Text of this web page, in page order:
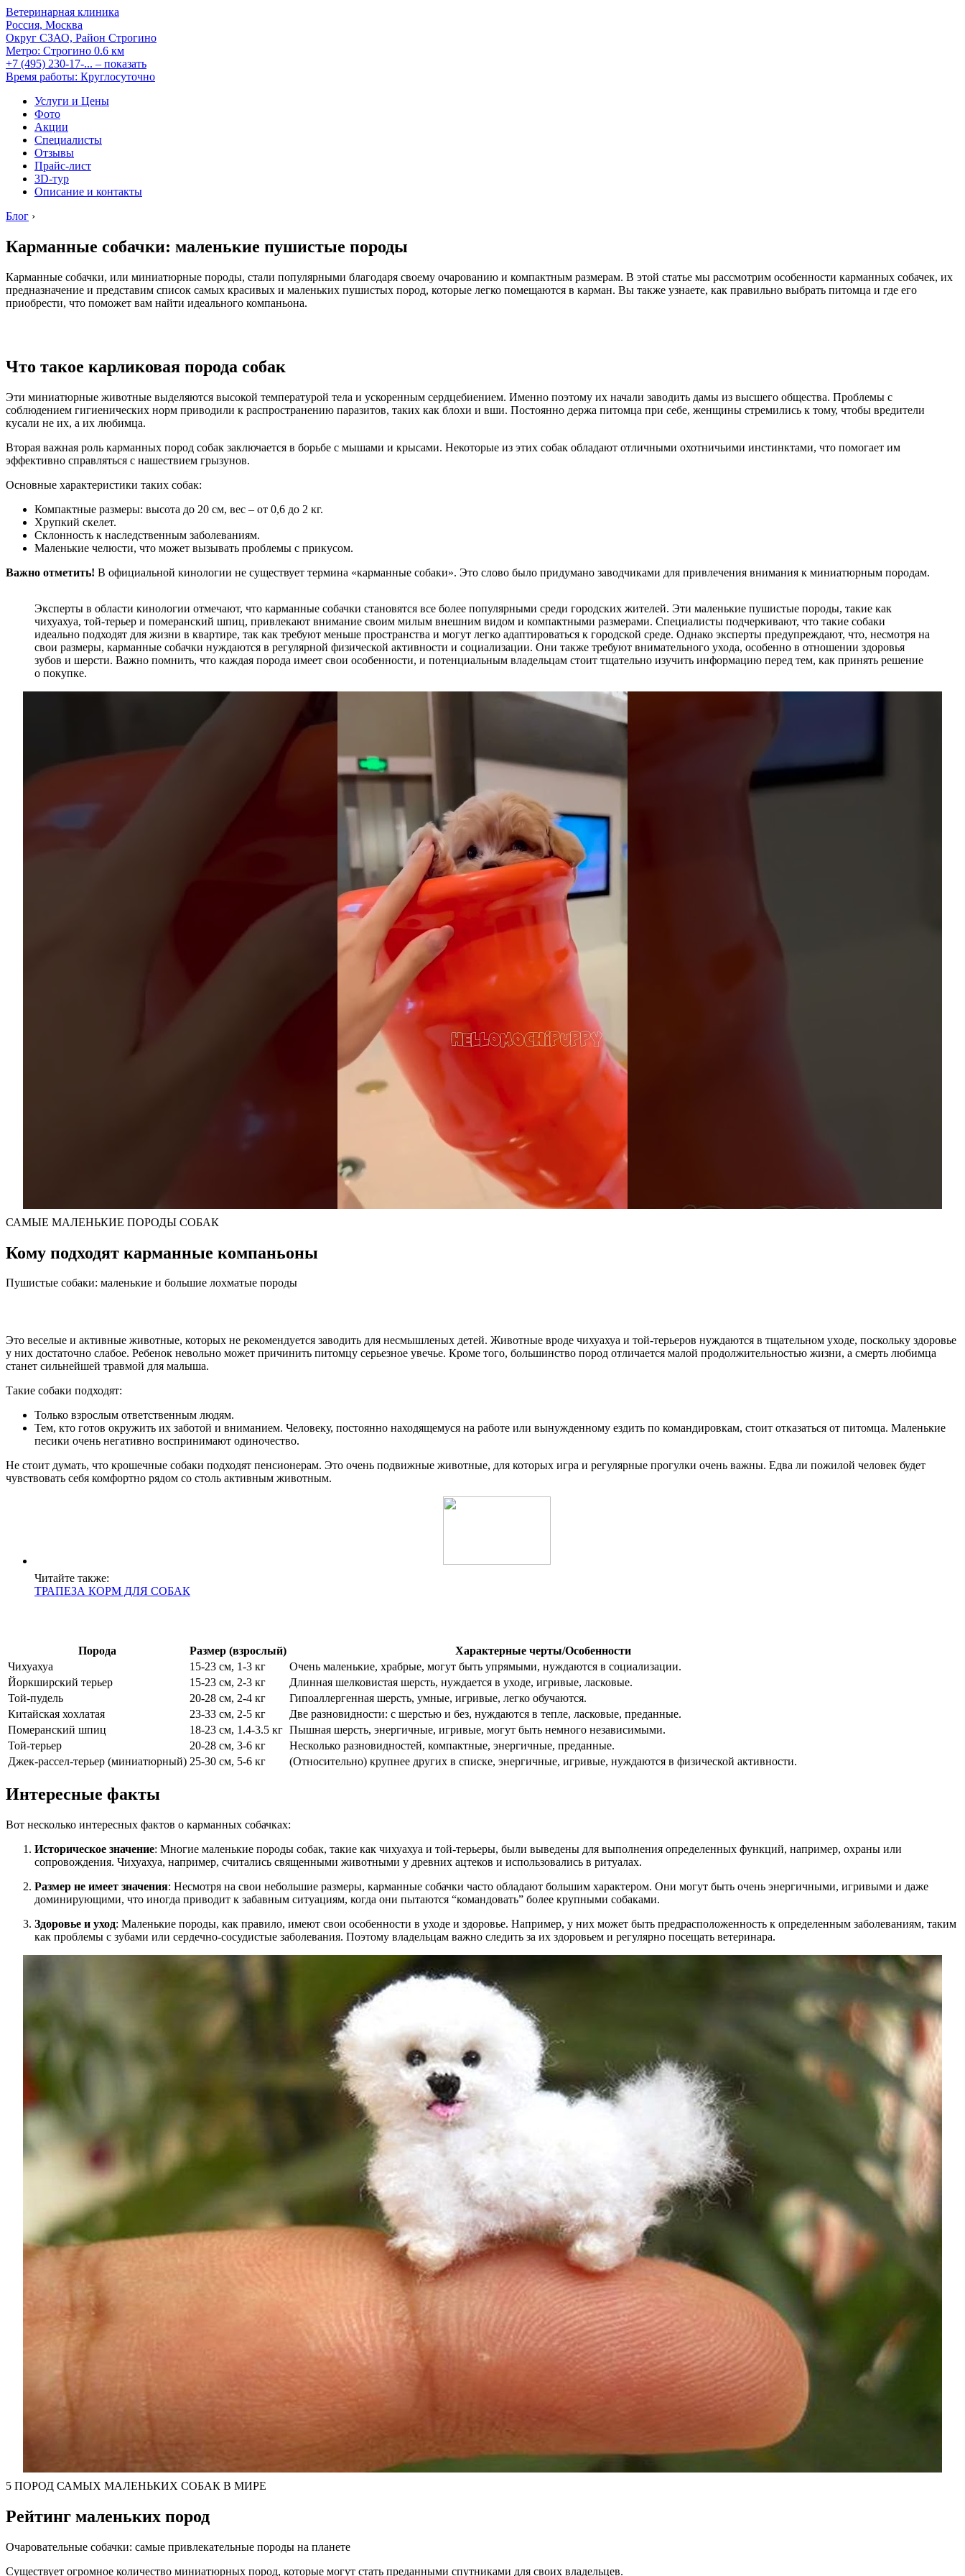
Ветеринарная клиника
Россия, Москва
Округ СЗАО, Район Строгино
Метро: Строгино 0.6 км
+7 (495) 230-17-... – показать
Время работы: Круглосуточно
Услуги и Цены
Фото
Акции
Специалисты
Отзывы
Прайс-лист
3D-тур
Описание и контакты
Блог ›
Карманные собачки: маленькие пушистые породы
Карманные собачки, или миниатюрные породы, стали популярными благодаря своему очарованию и компактным размерам. В этой статье мы рассмотрим особенности карманных собачек, их
предназначение и представим список самых красивых и маленьких пушистых пород, которые легко помещаются в карман. Вы также узнаете, как правильно выбрать питомца и где его
приобрести, что поможет вам найти идеального компаньона.
Что такое карликовая порода собак
Эти миниатюрные животные выделяются высокой температурой тела и ускоренным сердцебиением. Именно поэтому их начали заводить дамы из высшего общества. Проблемы с
соблюдением гигиенических норм приводили к распространению паразитов, таких как блохи и вши. Постоянно держа питомца при себе, женщины стремились к тому, чтобы вредители
кусали не их, а их любимца.
Вторая важная роль карманных пород собак заключается в борьбе с мышами и крысами. Некоторые из этих собак обладают отличными охотничьими инстинктами, что помогает им
эффективно справляться с нашествием грызунов.
Основные характеристики таких собак:
Компактные размеры: высота до 20 см, вес – от 0,6 до 2 кг.
Хрупкий скелет.
Склонность к наследственным заболеваниям.
Маленькие челюсти, что может вызывать проблемы с прикусом.
Важно отметить! В официальной кинологии не существует термина «карманные собаки». Это слово было придумано заводчиками для привлечения внимания к миниатюрным породам.
Эксперты в области кинологии отмечают, что карманные собачки становятся все более популярными среди городских жителей. Эти маленькие пушистые породы, такие как
чихуахуа, той-терьер и померанский шпиц, привлекают внимание своим милым внешним видом и компактными размерами. Специалисты подчеркивают, что такие собаки
идеально подходят для жизни в квартире, так как требуют меньше пространства и могут легко адаптироваться к городской среде. Однако эксперты предупреждают, что, несмотря на
свои размеры, карманные собачки нуждаются в регулярной физической активности и социализации. Они также требуют внимательного ухода, особенно в отношении здоровья
зубов и шерсти. Важно помнить, что каждая порода имеет свои особенности, и потенциальным владельцам стоит тщательно изучить информацию перед тем, как принять решение
о покупке.
САМЫЕ МАЛЕНЬКИЕ ПОРОДЫ СОБАК
Кому подходят карманные компаньоны
Пушистые собаки: маленькие и большие лохматые породы
Это веселые и активные животные, которых не рекомендуется заводить для несмышленых детей. Животные вроде чихуахуа и той-терьеров нуждаются в тщательном уходе, поскольку здоровье
у них достаточно слабое. Ребенок невольно может причинить питомцу серьезное увечье. Кроме того, большинство пород отличается малой продолжительностью жизни, а смерть любимца
станет сильнейшей травмой для малыша.
Такие собаки подходят:
Только взрослым ответственным людям.
Тем, кто готов окружить их заботой и вниманием. Человеку, постоянно находящемуся на работе или вынужденному ездить по командировкам, стоит отказаться от питомца. Маленькие
песики очень негативно воспринимают одиночество.
Не стоит думать, что крошечные собаки подходят пенсионерам. Это очень подвижные животные, для которых игра и регулярные прогулки очень важны. Едва ли пожилой человек будет
чувствовать себя комфортно рядом со столь активным животным.
Читайте также:
ТРАПЕЗА КОРМ ДЛЯ СОБАК
Порода Размер (взрослый)
Характерные черты/Особенности
Чихуахуа
15-23 см, 1-3 кг
Очень маленькие, храбрые, могут быть упрямыми, нуждаются в социализации.
Йоркширский терьер
15-23 см, 2-3 кг
Длинная шелковистая шерсть, нуждается в уходе, игривые, ласковые.
Той-пудель
20-28 см, 2-4 кг
Гипоаллергенная шерсть, умные, игривые, легко обучаются.
Китайская хохлатая
23-33 см, 2-5 кг
Две разновидности: с шерстью и без, нуждаются в тепле, ласковые, преданные.
Померанский шпиц
18-23 см, 1.4-3.5 кг Пышная шерсть, энергичные, игривые, могут быть немного независимыми.
Той-терьер
20-28 см, 3-6 кг
Несколько разновидностей, компактные, энергичные, преданные.
Джек-рассел-терьер (миниатюрный) 25-30 см, 5-6 кг (Относительно) крупнее других в списке, энергичные, игривые, нуждаются в физической активности.
Интересные факты
Вот несколько интересных фактов о карманных собачках:
Историческое значение: Многие маленькие породы собак, такие как чихуахуа и той-терьеры, были выведены для выполнения определенных функций, например, охраны или
сопровождения. Чихуахуа, например, считались священными животными у древних ацтеков и использовались в ритуалах.
Размер не имеет значения: Несмотря на свои небольшие размеры, карманные собачки часто обладают большим характером. Они могут быть очень энергичными, игривыми и даже
доминирующими, что иногда приводит к забавным ситуациям, когда они пытаются “командовать” более крупными собаками.
Здоровье и уход: Маленькие породы, как правило, имеют свои особенности в уходе и здоровье. Например, у них может быть предрасположенность к определенным заболеваниям, таким
как проблемы с зубами или сердечно-сосудистые заболевания. Поэтому владельцам важно следить за их здоровьем и регулярно посещать ветеринара.
5 ПОРОД САМЫХ МАЛЕНЬКИХ СОБАК В МИРЕ
Рейтинг маленьких пород
Очаровательные собачки: самые привлекательные породы на планете
Существует огромное количество миниатюрных пород, которые могут стать преданными спутниками для своих владельцев.